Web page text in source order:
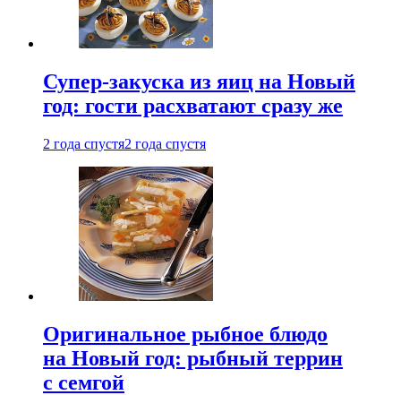
Супер-закуска из яиц на Новый
год: гости расхватают сразу же
2 года спустя2 года спустя
Оригинальное рыбное блюдо
на Новый год: рыбный террин
с семгой